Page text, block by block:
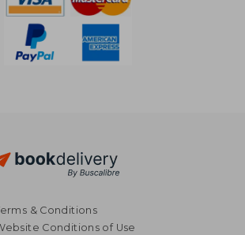
& Conditions
Conditions of Use